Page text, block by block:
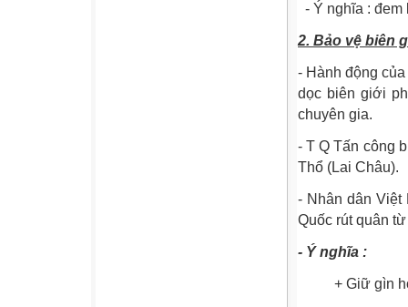
- Ý nghĩa :
2. Bảo vệ biên
- Hành động
dọc biên giới
chuyên gia.
- T Q Tấn công
Thổ (Lai Châu).
- Nhân dân Việt
Quốc rút quân
- Ý nghĩa :
+ Giữ gìn